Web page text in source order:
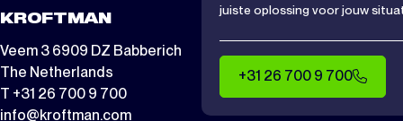
KROFTMAN
Veem 3 6909 DZ Babberich
The Netherlands
T +31 26 700 9 700
info@kroftman.com
juiste oplossing voor jouw
+31 26 700 9 700